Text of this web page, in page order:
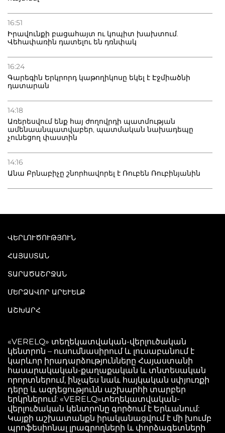
16:51
Իրավունքի բացահայտ ու կոպիտ խախտում.
Վեհափառին դատելու են դռնփակ
16:24
Գարեգին Երկրորդ կաթողիկոսը եկել է Էջմիածնի
դատարան
14:18
Առերեսվում ենք հայ ժողովրդի պատմության
ամենաանպատվաբեր, պատմական նախադեպը
չունեցող փաստին
14:16
Անա Բրնաբիչը շնորհավորել է Ռուբեն Ռուբինյանին
ՎԵՐԼՈՒԾՈՒԹՅՈՒՆ
ՀԱՅԱՍՏԱՆ
ՏԱՐԱԾԱՇՐՋԱՆ
ՄԵՐՁԱՎՈՐ ԱՐԵՒԵԼՔ
ԱՇԽԱՐՀ
«VERELQ» տեղեկատվական-վերլուծական
կենտրոն – ուսումնասիրում և լուսաբանում է
կարևոր իրադարձությունները Հայաստանի
հասարակական-քաղաքական և տնտեսական
որորտներում, ինչպես նաև հայկական սփյուռքի
դերը և ազդեցությունն աշխարհի տարբեր
երկրներում: «VERELQ»տեղեկատվական-
վերլուծական կենտրոնը գործում է Երևանում:
Կայքի աշխատանքն իրականացվում է մի խումբ
պրոֆեսիոնալ լրագրողների և փորձագետների